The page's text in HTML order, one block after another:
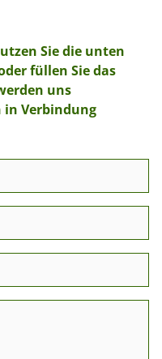
Sie die unten
füllen Sie das
uns
Verbindung